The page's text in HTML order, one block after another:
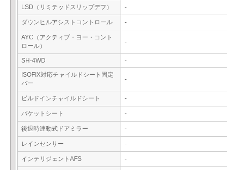
LSD（リミテッドスリップデフ） -
ダウンヒルアシストコントロール -
AYC（アクティブ・ヨー・コント
ロール）
-
SH-4WD
-
ISOFIX対応チャイルドシート固定
バー
-
ビルドインチャイルドシート -
バケットシート -
後退時連動式ドアミラー -
レインセンサー -
インテリジェントAFS -